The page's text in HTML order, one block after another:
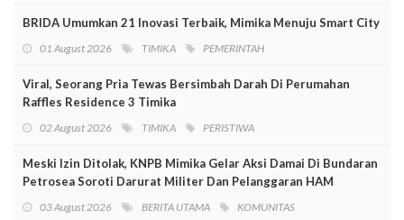
BRIDA Umumkan 21 Inovasi Terbaik, Mimika Menuju Smart City
01 August 2026 TIMIKA PEMERINTAH
Viral, Seorang Pria Tewas Bersimbah Darah Di Perumahan
Raffles Residence 3 Timika
02 August 2026 TIMIKA PERISTIWA
Meski Izin Ditolak, KNPB Mimika Gelar Aksi Damai Di Bundaran
Petrosea Soroti Darurat Militer Dan Pelanggaran HAM
03 August 2026 BERITA UTAMA KOMUNITAS